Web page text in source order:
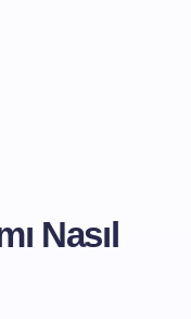
Nasıl